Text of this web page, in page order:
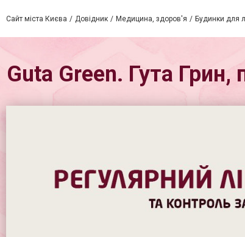
Сайт міста Києва Довідник Медицина, здоров'я Будинки для
Guta Green. Гута